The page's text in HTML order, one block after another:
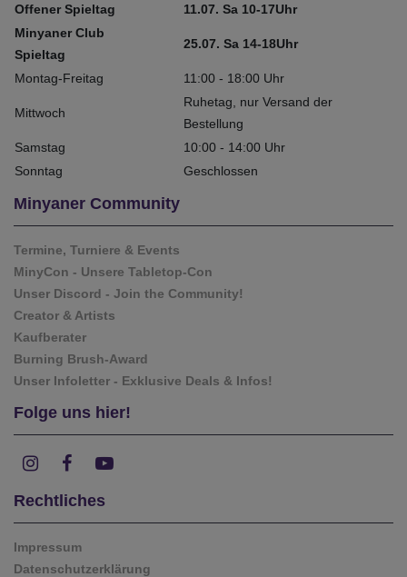
Offener Spieltag
11.07. Sa 10-17Uhr
Minyaner Club
Spieltag
25.07. Sa 14-18Uhr
Montag-Freitag 11:00 - 18:00 Uhr
Mittwoch
Ruhetag, nur Versand der
Bestellung
Samstag
10:00 - 14:00 Uhr
Sonntag
Geschlossen
Minyaner Community
Termine, Turniere & Events
MinyCon - Unsere Tabletop-Con
Unser Discord - Join the Community!
Creator & Artists
Kaufberater
Burning Brush-Award
Unser Infoletter - Exklusive Deals & Infos!
Folge uns hier!
Rechtliches
Impressum
Datenschutzerklärung